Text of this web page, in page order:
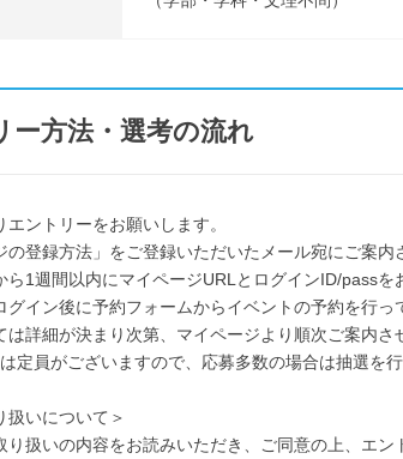
ー方法・選考の流れ
エントリーをお願いします。
の登録方法」をご登録いただいたメール宛にご案内
ら1週間以内にマイページURLとログインID/passを
グイン後に予約フォームからイベントの予約を行っ
詳細が決まり次第、マイページより順次ご案内さ
定員がございますので、応募多数の場合は抽選を行
扱いについて＞
り扱いの内容をお読みいただき、ご同意の上、エン